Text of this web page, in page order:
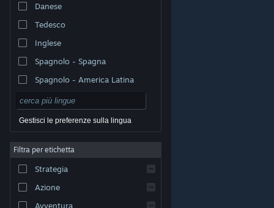
appartengono ai rispettivi proprietari negli Stati Uniti e
legali|
Steam| Rimborsi|
Danese
Tedesco
Inglese
Spagnolo - Spagna
Spagnolo - America Latina
Gestisci le preferenze sulla lingua
Filtra per etichetta
Strategia
Azione
Avventura